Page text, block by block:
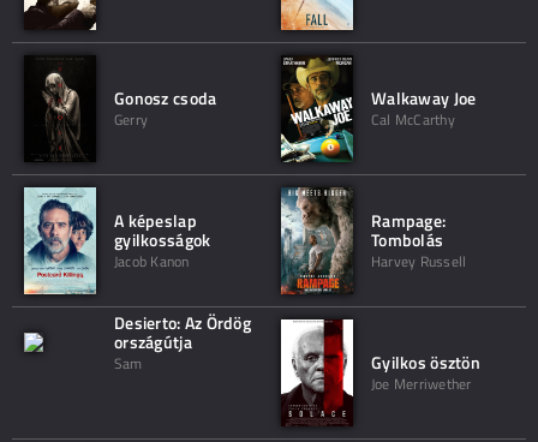
Gonosz csoda
Gerry
Walkaway Joe
Cal McCarthy
A képeslap
gyilkosságok
Jacob Kanon
Rampage:
Tombolás
Harvey Russell
Desierto: Az Ördög
országútja
Sam Gyilkos ösztön
Joe Merriwether